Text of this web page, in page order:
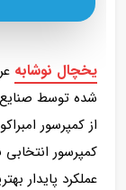
یخچال نوشابه
شده توسط صنایع
کمپرسور
عملکرد پایدار